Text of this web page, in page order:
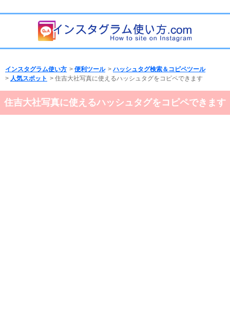
インスタグラム使い方 > 便利ツール >ハッシュタグ検索＆コピペツール
> 人気スポット > 住吉大社写真に使えるハッシュタグをコピペできます
住吉大社写真に使えるハッシュタグをコピペできます